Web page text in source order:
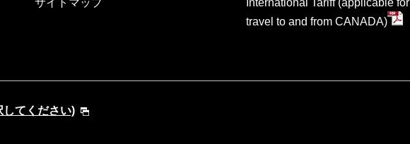
サイトマップ
International Tariff (applicable for
travel to and from CANADA)
してください)